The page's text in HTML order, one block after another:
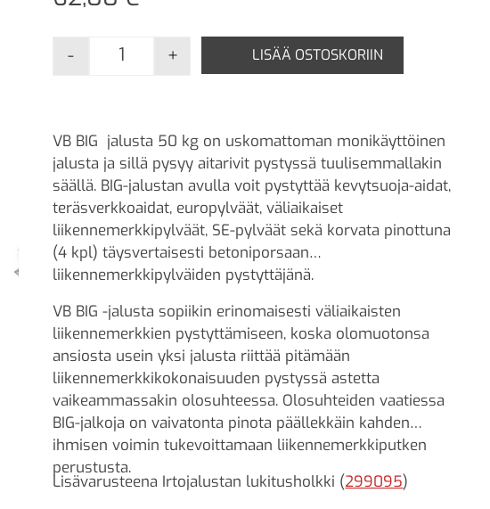
Big jalusta 50 kg määrä
- + LISÄÄ OSTOSKORIIN
VB BIG jalusta 50 kg on uskomattoman monikäyttöinen
jalusta ja sillä pysyy aitarivit pystyssä tuulisemmallakin
säällä. BIG-jalustan avulla voit pystyttää kevytsuoja-aidat,
teräsverkkoaidat, europylväät, väliaikaiset
liikennemerkkipylväät, SE-pylväät sekä korvata pinottuna
(4 kpl) täysvertaisesti betoniporsaan
liikennemerkkipylväiden pystyttäjänä.
VB BIG -jalusta sopiikin erinomaisesti väliaikaisten
liikennemerkkien pystyttämiseen, koska olomuotonsa
ansiosta usein yksi jalusta riittää pitämään
liikennemerkkikokonaisuuden pystyssä astetta
vaikeammassakin olosuhteessa. Olosuhteiden vaatiessa
BIG-jalkoja on vaivatonta pinota päällekkäin kahden
ihmisen voimin tukevoittamaan liikennemerkkiputken
perustusta.
Lisävarusteena Irtojalustan lukitusholkki (299095)